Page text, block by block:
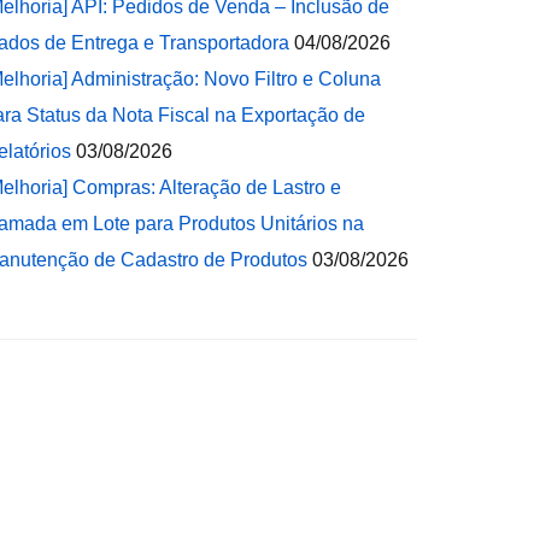
API: Pedidos de Venda – Inclusão de
de Entrega e Transportadora 04/08/2026
Administração: Novo Filtro e Coluna
Status da Nota Fiscal na Exportação de
03/08/2026
Compras: Alteração de Lastro e
em Lote para Produtos Unitários na
de Cadastro de Produtos 03/08/2026